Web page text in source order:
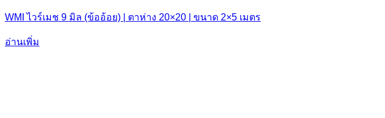
WMI ไวร์เมช 9 มิล (ข้ออ้อย) | ตาห่าง 20×20 | ขนาด 2×5 เมตร
อ่านเพิ่ม